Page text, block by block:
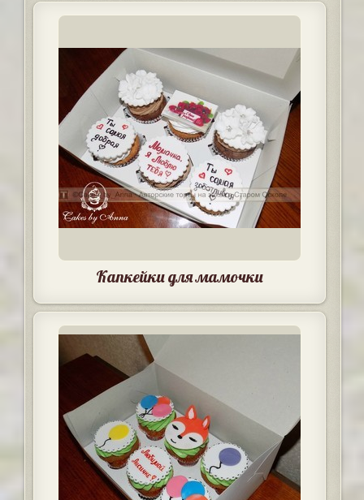
Капкейки для мамочки